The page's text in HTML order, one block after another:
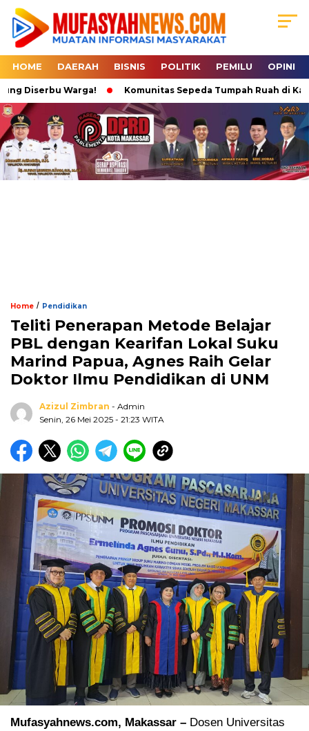
HOME DAERAH BISNIS POLITIK PEMILU OPINI
Diserbu Warga! Komunitas Sepeda Tumpah Ruah di
Home / Pendidikan
Teliti Penerapan Metode Belajar
PBL dengan Kearifan Lokal Suku
Marind Papua, Agnes Raih Gelar
Doktor Ilmu Pendidikan di UNM
Azizul Zimbran - Admin
Senin, 26 Mei 2025 - 21:23 WITA
Mufasyahnews.com, Makassar – Dosen Universitas